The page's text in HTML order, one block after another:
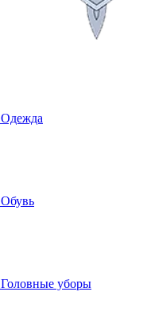
Одежда
Обувь
Головные уборы